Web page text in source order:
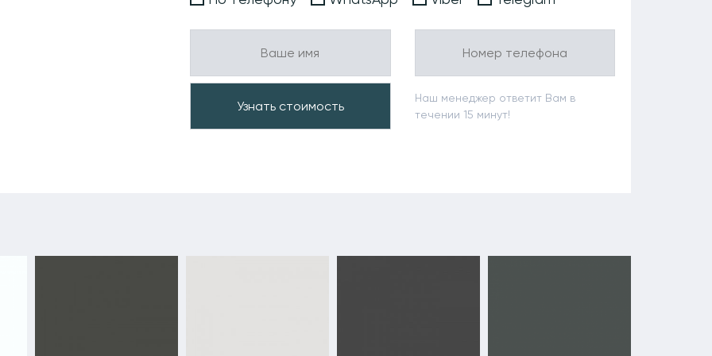
Наш менеджер ответит Вам в
течении 15 минут!